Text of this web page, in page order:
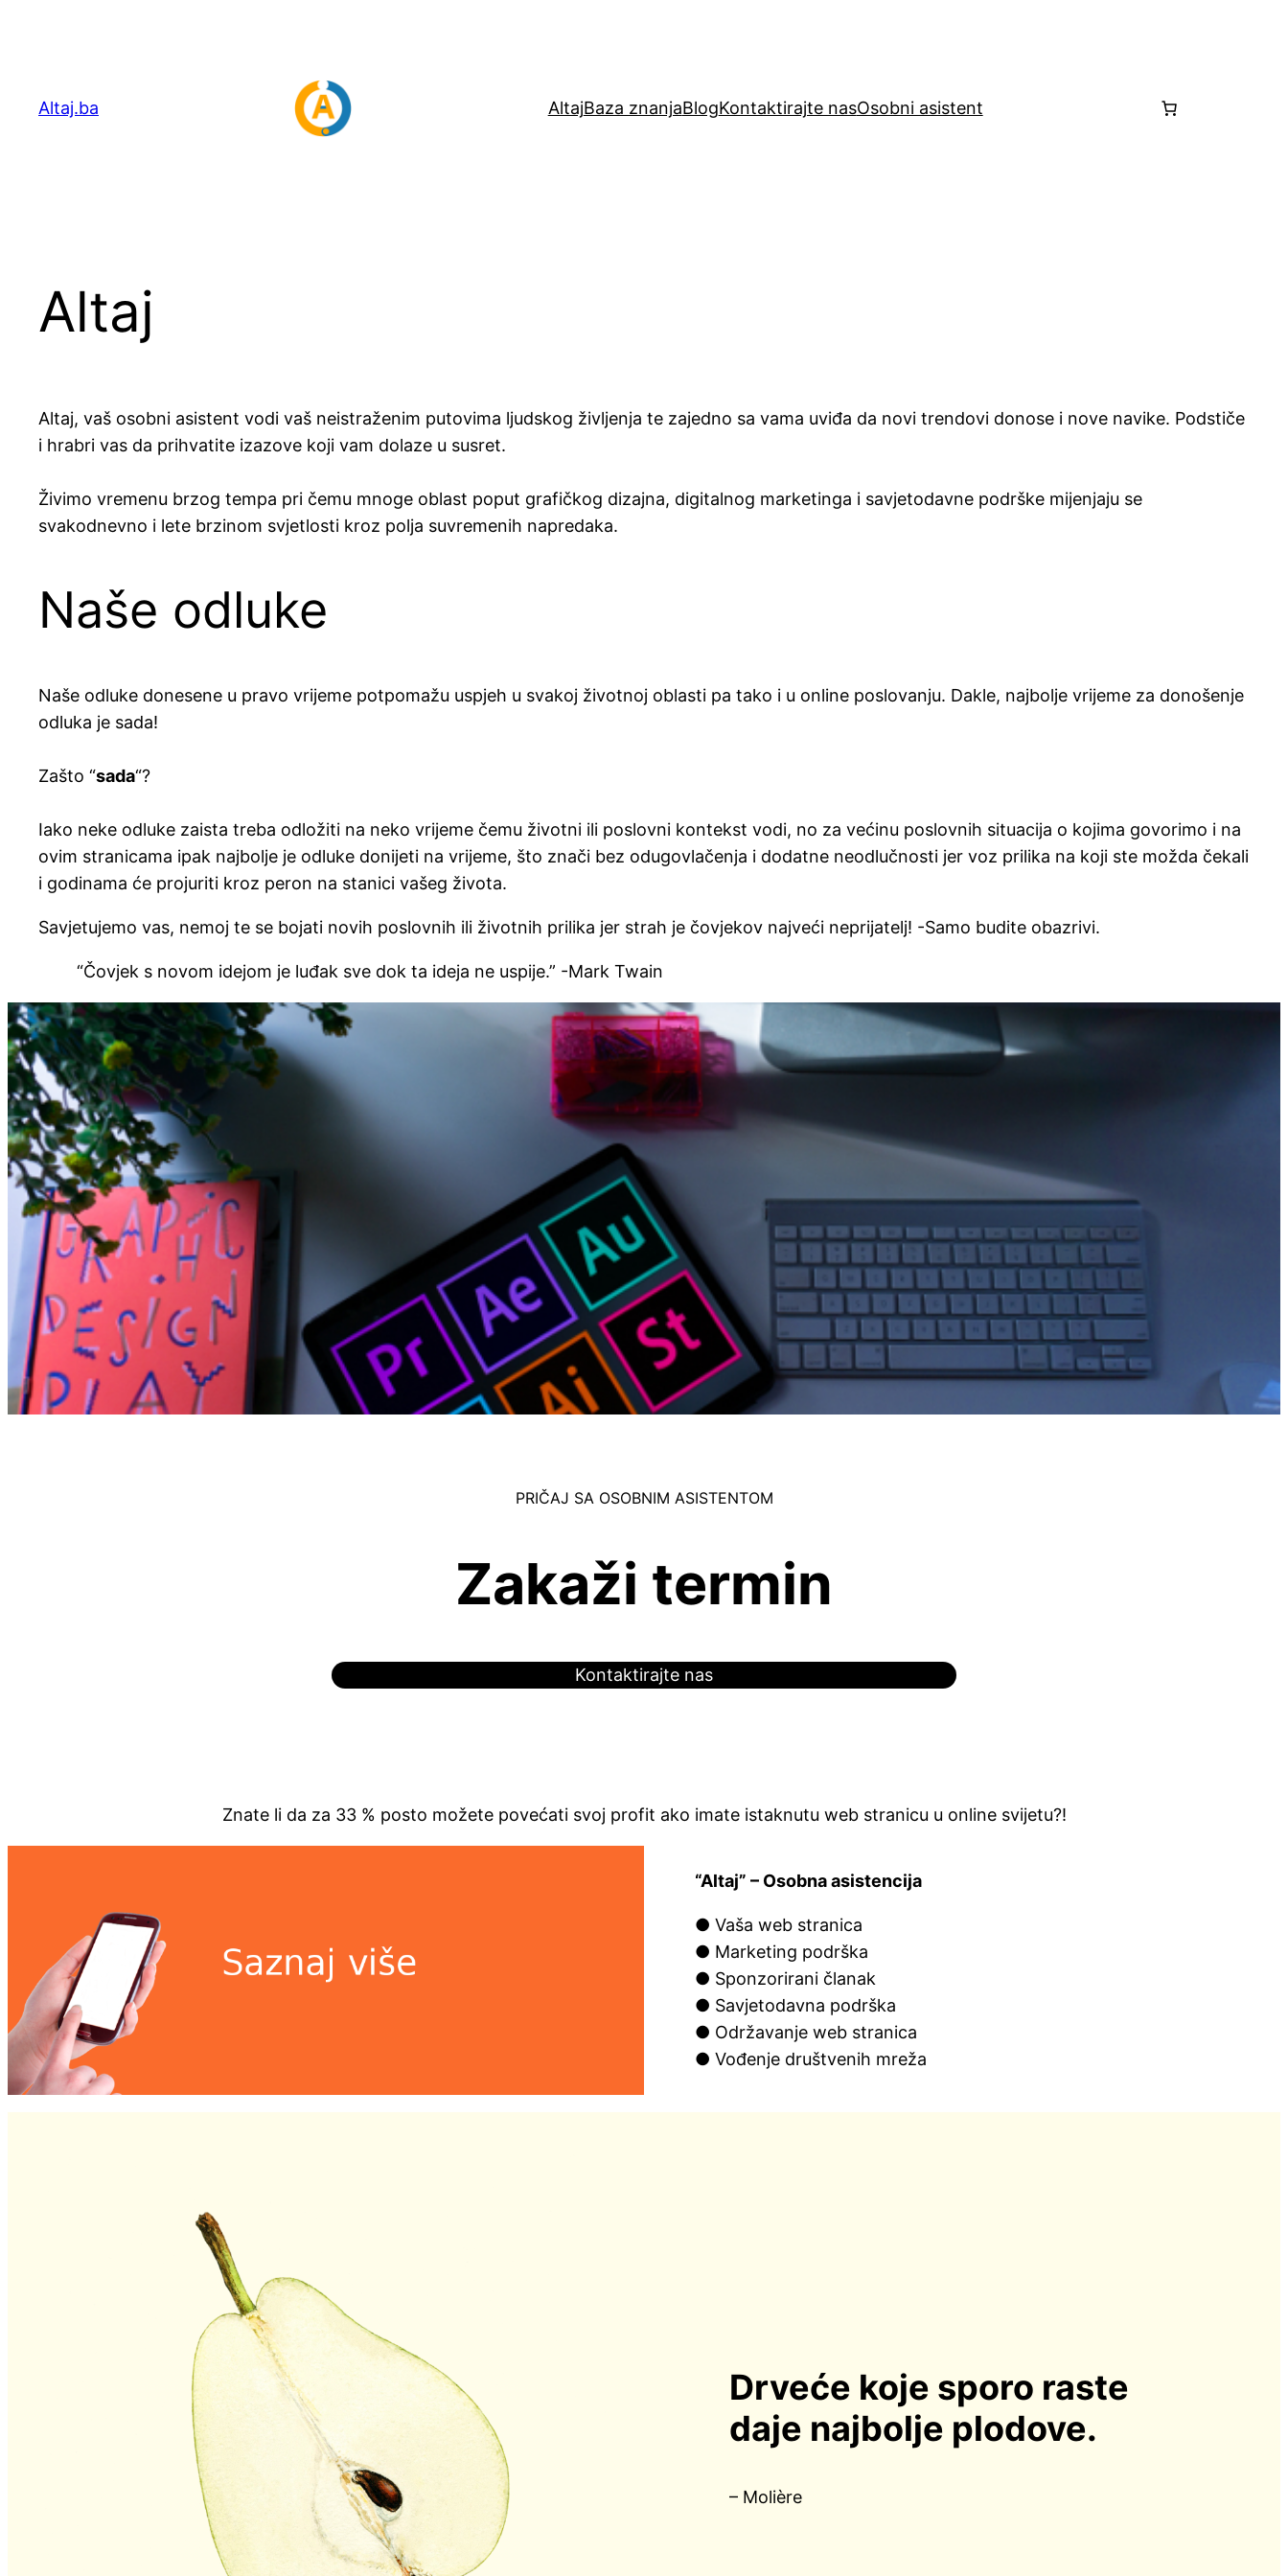
Altaj.ba
AltajBaza znanjaBlogKontaktirajte nasOsobni asistent
Altaj
Altaj, vaš osobni asistent vodi vaš neistraženim putovima ljudskog življenja te zajedno sa vama uviđa da novi trendovi donose i nove navike. Podstiče
i hrabri vas da prihvatite izazove koji vam dolaze u susret.
Živimo vremenu brzog tempa pri čemu mnoge oblast poput grafičkog dizajna, digitalnog marketinga i savjetodavne podrške mijenjaju se
svakodnevno i lete brzinom svjetlosti kroz polja suvremenih napredaka.
Naše odluke
Naše odluke donesene u pravo vrijeme potpomažu uspjeh u svakoj životnoj oblasti pa tako i u online poslovanju. Dakle, najbolje vrijeme za donošenje
odluka je sada!
Zašto “sada“?
Iako neke odluke zaista treba odložiti na neko vrijeme čemu životni ili poslovni kontekst vodi, no za većinu poslovnih situacija o kojima govorimo i na
ovim stranicama ipak najbolje je odluke donijeti na vrijeme, što znači bez odugovlačenja i dodatne neodlučnosti jer voz prilika na koji ste možda čekali
i godinama će projuriti kroz peron na stanici vašeg života.
Savjetujemo vas, nemoj te se bojati novih poslovnih ili životnih prilika jer strah je čovjekov najveći neprijatelj! -Samo budite obazrivi.
“Čovjek s novom idejom je luđak sve dok ta ideja ne uspije.” -Mark Twain
PRIČAJ SA OSOBNIM ASISTENTOM
Zakaži termin
Kontaktirajte nas
Znate li da za 33 % posto možete povećati svoj profit ako imate istaknutu web stranicu u online svijetu?!
“Altaj” – Osobna asistencija
● Vaša web stranica
● Marketing podrška
● Sponzorirani članak
● Savjetodavna podrška
● Održavanje web stranica
● Vođenje društvenih mreža
Drveće koje sporo raste
daje najbolje plodove.
– Molière